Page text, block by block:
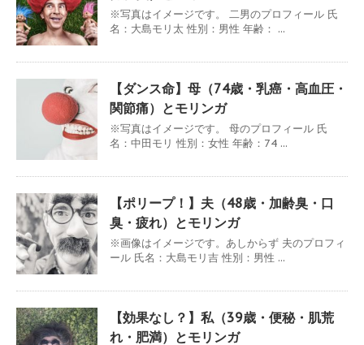
※写真はイメージです。 二男のプロフィール 氏
名：大島モリ太 性別：男性 年齢： ...
【ダンス命】母（74歳・乳癌・高血圧・
関節痛）とモリンガ
※写真はイメージです。 母のプロフィール 氏
名：中田モリ 性別：女性 年齢：74 ...
【ポリープ！】夫（48歳・加齢臭・口
臭・疲れ）とモリンガ
※画像はイメージです。あしからず 夫のプロフィ
ール 氏名：大島モリ吉 性別：男性 ...
【効果なし？】私（39歳・便秘・肌荒
れ・肥満）とモリンガ